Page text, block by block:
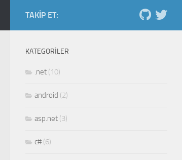
Skip to content
Salih Kiraz blog
TAKIP ET:
KATEGORILER
.net (10)
android (2)
asp.net (3)
c# (6)